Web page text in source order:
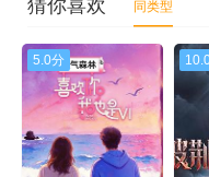
20260707直拍REACTION第
20260709超前营业第10期
20260711加更版第8期
20260713直拍第15期
猜你喜欢 同类型
5.0分